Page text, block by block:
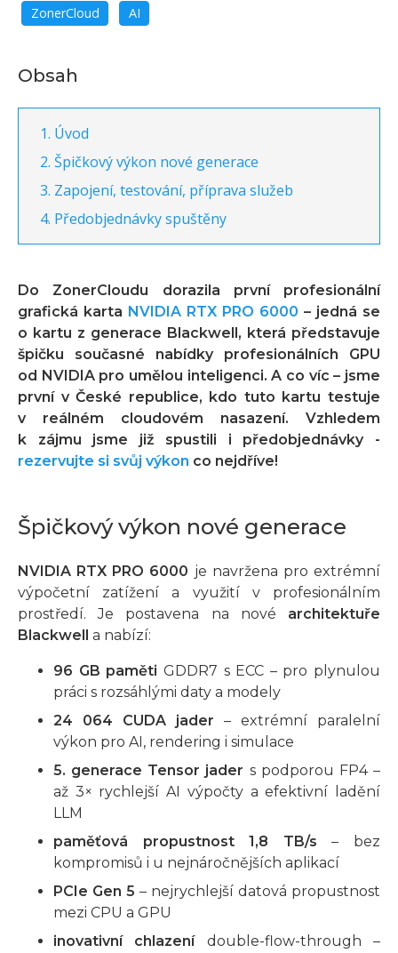
ZonerCloud
AI
Obsah
Úvod
Špičkový výkon nové generace
Zapojení, testování, příprava služeb
Předobjednávky spuštěny
Do ZonerCloudu dorazila první profesionální
grafická karta NVIDIA RTX PRO 6000 – jedná se
o kartu z generace Blackwell, která představuje
špičku současné nabídky profesionálních GPU
od NVIDIA pro umělou inteligenci. A co víc – jsme
první v České republice, kdo tuto kartu testuje
v reálném cloudovém nasazení. Vzhledem
k zájmu jsme již spustili i předobjednávky -
rezervujte si svůj výkon co nejdříve!
Špičkový výkon nové generace
NVIDIA RTX PRO 6000 je navržena pro extrémní
výpočetní zatížení a využití v profesionálním
prostředí. Je postavena na nové architektuře
Blackwell
a nabízí:
96 GB paměti GDDR7 s ECC – pro plynulou
práci s rozsáhlými daty a modely
24 064 CUDA jader – extrémní paralelní
výkon pro AI, rendering i simulace
5. generace Tensor jader s podporou FP4 –
až 3× rychlejší AI výpočty a efektivní ladění
LLM
paměťová propustnost 1,8 TB/s – bez
kompromisů i u nejnáročnějších aplikací
PCIe Gen 5 – nejrychlejší datová propustnost
mezi CPU a GPU
inovativní chlazenídouble-flow-through –